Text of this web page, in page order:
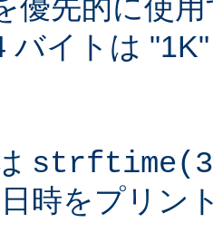
優先的に使
バイトは
時をプリン